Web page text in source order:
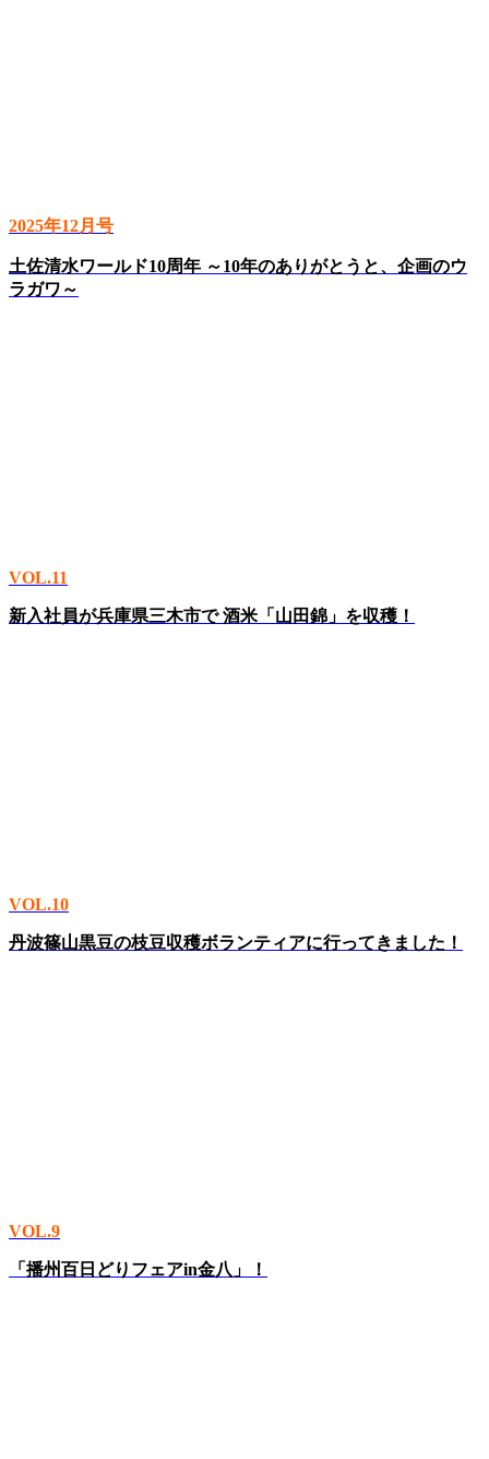
2025年12月号
土佐清水ワールド10周年 ～10年のありがとうと、企画のウ
ラガワ～
VOL.11
新入社員が兵庫県三木市で 酒米「山田錦」を収穫！
VOL.10
丹波篠山黒豆の枝豆収穫ボランティアに行ってきました！
VOL.9
「播州百日どりフェアin金八」！